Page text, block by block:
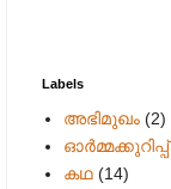
Labels
അഭിമുഖം (2)
ഓർമ്മക്കുറിപ്പ്
കഥ (14)